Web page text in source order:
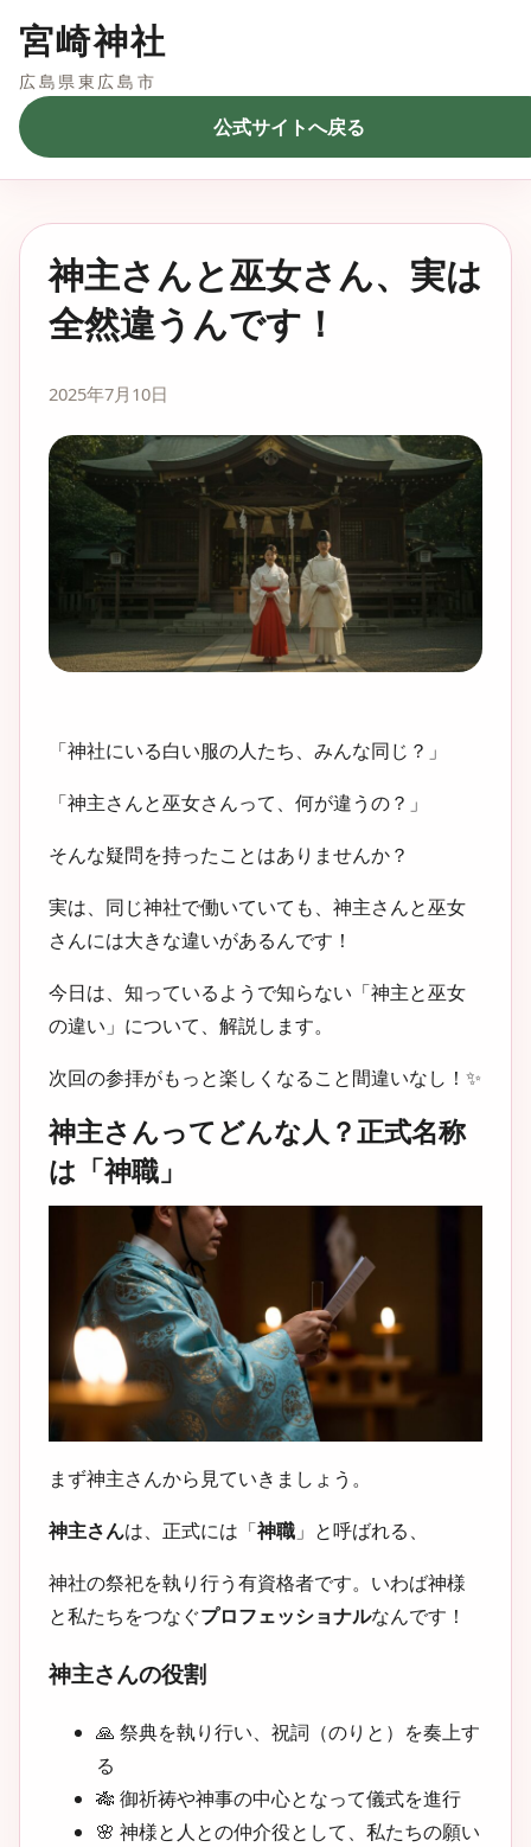
宮崎神社
広島県東広島市
公式サイトへ戻る
神主さんと巫女さん、実は
全然違うんです！
2025年7月10日
「神社にいる白い服の人たち、みんな同じ？」
「神主さんと巫女さんって、何が違うの？」
そんな疑問を持ったことはありませんか？
実は、同じ神社で働いていても、神主さんと巫女
さんには大きな違いがあるんです！
今日は、知っているようで知らない「神主と巫女
の違い」について、解説します。
次回の参拝がもっと楽しくなること間違いなし！✨
神主さんってどんな人？正式名称
は「神職」
まず神主さんから見ていきましょう。
神主さんは、正式には「神職 」と呼ばれる、
神社の祭祀を執り行う有資格者です。いわば神様
と私たちをつなぐプロフェッショナルなんです！
神主さんの役割
🙏 祭典を執り行い、祝詞（のりと）を奏上す
る
🎋 御祈祷や神事の中心となって儀式を進行
🌸 神様と人との仲介役として、私たちの願い